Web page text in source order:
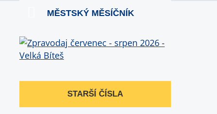
MĚSTSKÝ MĚSÍČNÍK
STARŠÍ ČÍSLA